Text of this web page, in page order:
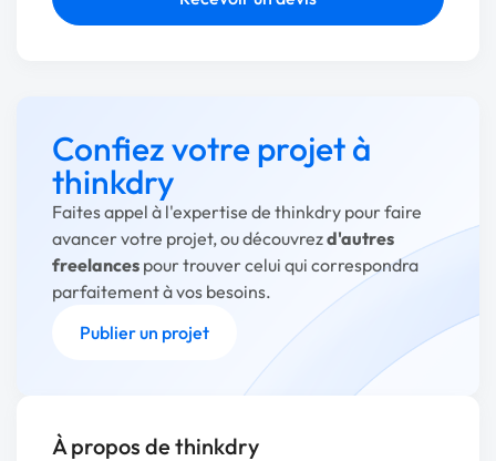
Confiez votre projet à
thinkdry
Faites appel à l'expertise de thinkdry pour faire
avancer votre projet, ou découvrezd'autres
freelances pour trouver celui qui correspondra
parfaitement à vos besoins.
Publier un projet
À propos de thinkdry